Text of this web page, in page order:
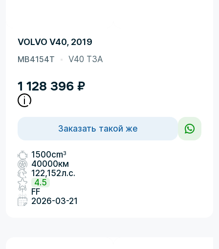
VOLVO V40, 2019
MB4154T V40 T3A
1 128 396 ₽
Заказать такой же
1500cm3
40000км
122,152л.с.
4.5
FF
2026-03-21